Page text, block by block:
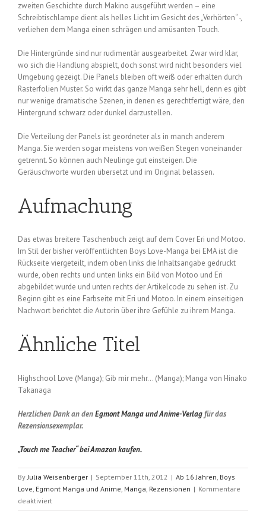
zweiten Geschichte durch Makino ausgeführt werden – eine
Schreibtischlampe dient als helles Licht im Gesicht des „Verhörten“ -,
verliehen dem Manga einen schrägen und amüsanten Touch.
Die Hintergründe sind nur rudimentär ausgearbeitet. Zwar wird klar,
wo sich die Handlung abspielt, doch sonst wird nicht besonders viel
Umgebung gezeigt. Die Panels bleiben oft weiß oder erhalten durch
Rasterfolien Muster. So wirkt das ganze Manga sehr hell, denn es gibt
nur wenige dramatische Szenen, in denen es gerechtfertigt wäre, den
Hintergrund schwarz oder dunkel darzustellen.
Die Verteilung der Panels ist geordneter als in manch anderem
Manga. Sie werden sogar meistens von weißen Stegen voneinander
getrennt. So können auch Neulinge gut einsteigen. Die
Geräuschworte wurden übersetzt und im Original belassen.
Aufmachung
Das etwas breitere Taschenbuch zeigt auf dem Cover Eri und Motoo.
Im Stil der bisher veröffentlichten Boys Love-Manga bei EMA ist die
Rückseite viergeteilt, indem oben links die Inhaltsangabe gedruckt
wurde, oben rechts und unten links ein Bild von Motoo und Eri
abgebildet wurde und unten rechts der Artikelcode zu sehen ist. Zu
Beginn gibt es eine Farbseite mit Eri und Motoo. In einem einseitigen
Nachwort berichtet die Autorin über ihre Gefühle zu ihrem Manga.
Ähnliche Titel
Highschool Love (Manga); Gib mir mehr… (Manga); Manga von Hinako
Takanaga
Herzlichen Dank an denEgmont Manga und Anime-Verlagfür das
Rezensionsexemplar.
„Touch me Teacher“ bei Amazon kaufen.
By Julia Weisenberger | September 11th, 2012 | Ab 16 Jahren Boys
Love Egmont Manga und Anime Manga Rezensionen | Kommentare
deaktiviertfür
Touch